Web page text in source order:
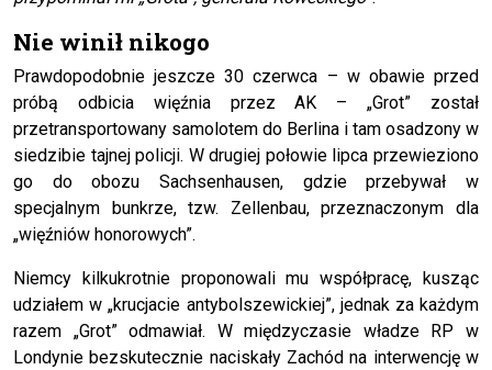
Nie winił nikogo
Prawdopodobnie jeszcze 30 czerwca – w obawie przed
próbą odbicia więźnia przez AK – „Grot” został
przetransportowany samolotem do Berlina i tam osadzony w
siedzibie tajnej policji. W drugiej połowie lipca przewieziono
go do obozu Sachsenhausen, gdzie przebywał w
specjalnym bunkrze, tzw. Zellenbau, przeznaczonym dla
„więźniów honorowych”.
Niemcy kilkukrotnie proponowali mu współpracę, kusząc
udziałem w „krucjacie antybolszewickiej”, jednak za każdym
razem „Grot” odmawiał. W międzyczasie władze RP w
Londynie bezskutecznie naciskały Zachód na interwencję w